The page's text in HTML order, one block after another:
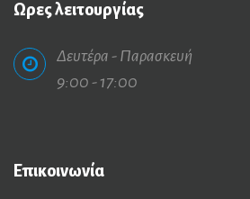
Ωρεςλειτουργίας
Δευτέρα - Παρασκευή
9:00 - 17:00
Επικοινωνία